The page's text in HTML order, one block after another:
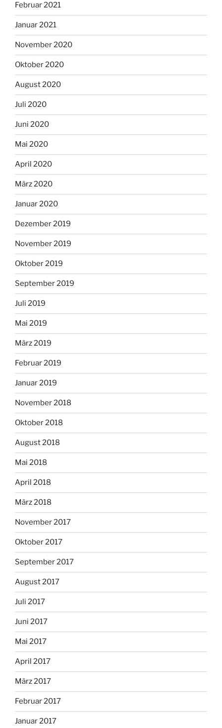
Februar 2021
Januar 2021
November 2020
Oktober 2020
August 2020
Juli 2020
Juni 2020
Mai 2020
April 2020
März 2020
Januar 2020
Dezember 2019
November 2019
Oktober 2019
September 2019
Juli 2019
Mai 2019
März 2019
Februar 2019
Januar 2019
November 2018
Oktober 2018
August 2018
Mai 2018
April 2018
März 2018
November 2017
Oktober 2017
September 2017
August 2017
Juli 2017
Juni 2017
Mai 2017
April 2017
März 2017
Februar 2017
Januar 2017